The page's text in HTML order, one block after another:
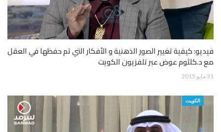
فيديو: كيفية تغيير الصور الذهنية و الأفكار التي تم حفظها في العقل
مع د.كلثوم عوض عبر تلفزيون الكويت
31 مايو 2015
الكويت